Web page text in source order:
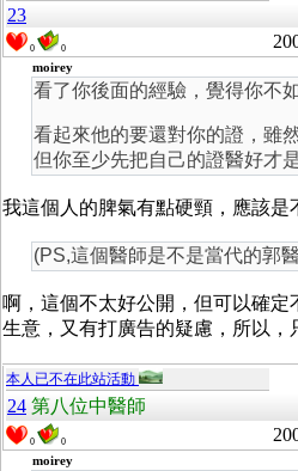
23
0 0
moirey
看了你後面的經驗，覺得你不
看起來他的要還對你的證，雖
但你至少先把自己的證醫好才是
我這個人的脾氣有點硬頸，應該是
(PS,這個醫師是不是當代的郭醫
啊，這個不太好公開，但可以確定
生意，又有打廣告的疑慮，所以，
本人已不在此站活動
24 第八位中醫師
0 0
moirey